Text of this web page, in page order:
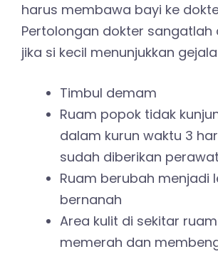
harus membawa bayi ke
Pertolongan dokter sangatlah
jika si kecil menunjukkan
Timbul demam
Ruam popok tidak
dalam kurun waktu 3
sudah diberikan
Ruam berubah menjadi
bernanah
Area kulit di sekitar
memerah dan